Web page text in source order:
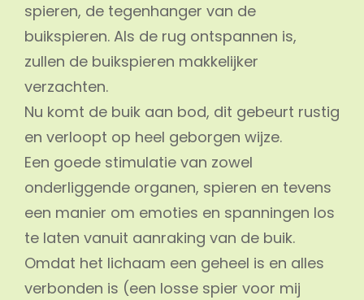
spieren, de tegenhanger van de
buikspieren. Als de rug ontspannen is,
zullen de buikspieren makkelijker
verzachten.
Nu komt de buik aan bod, dit gebeurt rustig
en verloopt op heel geborgen wijze.
Een goede stimulatie van zowel
onderliggende organen, spieren en tevens
een manier om emoties en spanningen los
te laten vanuit aanraking van de buik.
Omdat het lichaam een geheel is en alles
verbonden is (een losse spier voor mij